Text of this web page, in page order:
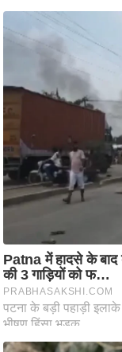
म
/
ध
र्म
व्र
त
त्यो
हा
र